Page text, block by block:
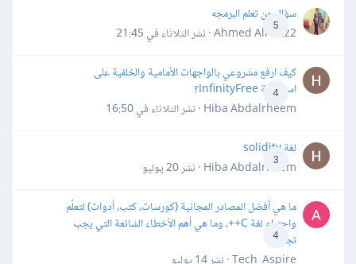
5
سؤال عن تعلم البرمجه
Ahmed Alhafiz2 · نشر
الثلاثاء في 21:45
4
كيف ارفع مشروعي بالواجهات الأمامية والخلفية على
استضافة InfinityFree؟
Hiba Abdalrheem · نشر
الثلاثاء في 16:50
3
لغة solidity
Hiba Abdalrheem · نشر
20 يوليو
4
ما هي أفضل المصادر المجانية (كورسات، كتب، أدوات) لتعلّم
واحترام لغة C++، وما هي أهم الأخطاء الشائعة التي يجب
تجنبها؟